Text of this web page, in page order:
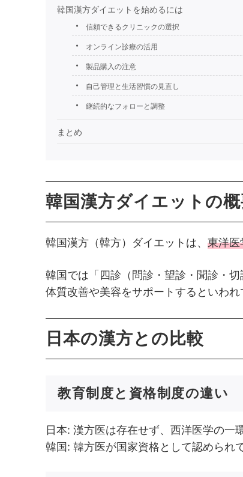
韓国漢方ダイエットを始めるには
信頼できるクリニックの選択
オンライン診療の活用
製品購入の注意
自己管理と生活習慣の見直し
継続的なフォローと調整
まとめ
韓国漢方ダイエットの
韓国漢方（韓方）ダイエットは、 東洋医
韓国では「四診（問診・望診・聞診・
体質改善や美容をサポートするといわ
日本の漢方との比較
教育制度と資格制度の違い
日本: 漢方医は存在せず、西洋医学の一
韓国: 韓方医が国家資格として認められ